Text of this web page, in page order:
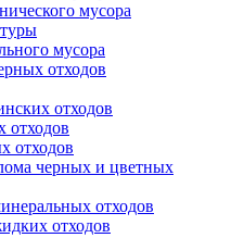
мусора
мусора
отходов
отходов
отходов
отходов
черных и цветных
отходов
отходов